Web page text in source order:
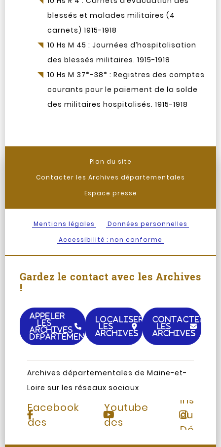
blessés et malades militaires (4
carnets) 1915-1918
10 Hs M 45 : Journées d’hospitalisation
des blessés militaires. 1915-1918
10 Hs M 37*-38* : Registres des comptes
courants pour le paiement de la solde
des militaires hospitalisés. 1915-1918
Plan du site
Contacter les Archives départementales
Espace presse
Mentions légales
Données personnelles
Accessibilité : non conforme
Gardez le contact avec les Archives
!
APPELER
LES
ARCHIVES
DÉPARTEMENTALES
LOCALISER
LES
ARCHIVES
CONTACTER
LES
ARCHIVES
Archives départementales de Maine-et-
Loire sur les réseaux sociaux
Page
Facebook
des
Chaine
Youtube
des
du